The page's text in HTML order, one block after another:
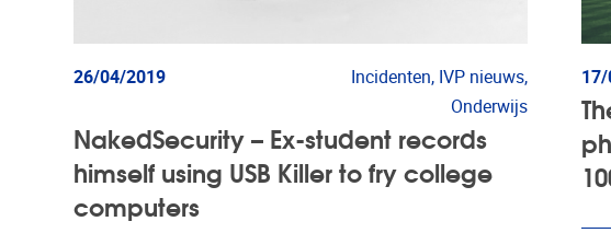
26/04/2019
Incidenten, IVP nieuws,
Onderwijs
NakedSecurity – Ex-student records
himself using USB Killer to fry college
computers